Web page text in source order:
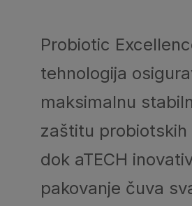
Probiotic
tehnologija
maksimalnu
zaštitu probiotskih
dok aTECH
pakovanje čuva